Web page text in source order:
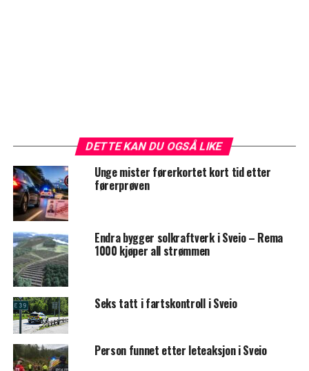
DETTE KAN DU OGSÅ LIKE
Unge mister førerkortet kort tid etter
førerprøven
Endra bygger solkraftverk i Sveio – Rema
1000 kjøper all strømmen
Seks tatt i fartskontroll i Sveio
Person funnet etter leteaksjon i Sveio